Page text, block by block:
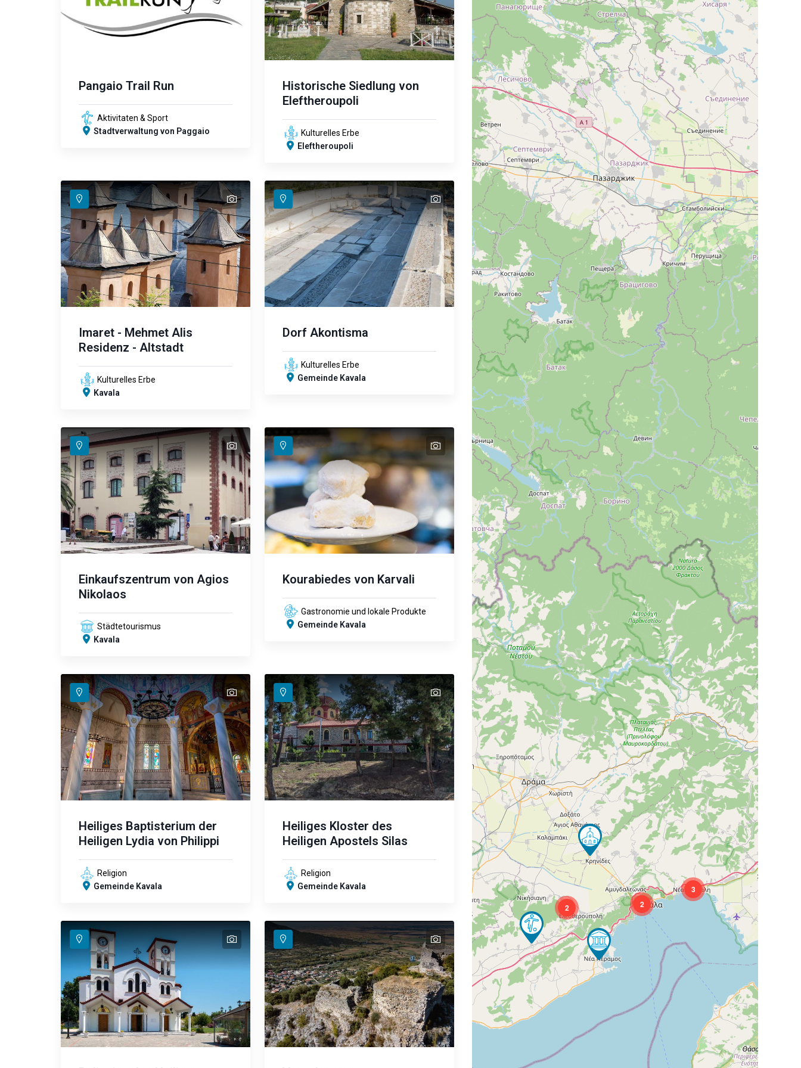
Pangaio Trail Run
Aktivitaten & Sport
Stadtverwaltung von Paggaio
Historische Siedlung von
Eleftheroupoli
Kulturelles Erbe
Eleftheroupoli
text
text
Imaret - Mehmet Alis
Residenz - Altstadt
Kulturelles Erbe
Kavala
text
text
text
Dorf Akontisma
Kulturelles Erbe
Gemeinde Kavala
text
text
Einkaufszentrum von Agios
Nikolaos
Städtetourismus
Kavala
text
Kourabiedes von Karvali
Gastronomie und lokale Produkte
Gemeinde Kavala
text
text
text
text
Heiliges Baptisterium der
Heiligen Lydia von Philippi
Religion
Gemeinde Kavala
text
Heiliges Kloster des
Heiligen Apostels Silas
Religion
Gemeinde Kavala
text
text text
2
3
2